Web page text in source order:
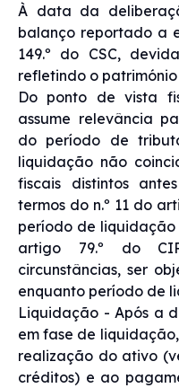
À data da
balanço reportado a
149.º do CSC,
refletindo o
Do ponto de vista
assume relevância
do período de
liquidação não
fiscais distintos
termos do n.º 11 do
período de
artigo 79.º do
circunstâncias, ser
enquanto período de
Liquidação - Após a
em fase de
realização do ativo
créditos) e ao